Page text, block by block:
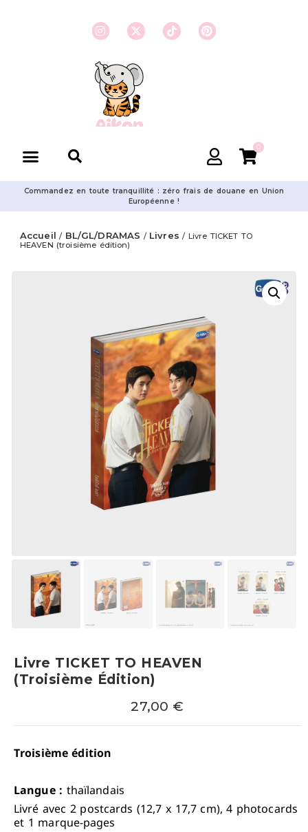
0
Commandez en toute tranquillité : zéro frais de douane en Union
Européenne !
Accueil / BL/GL/DRAMAS / Livres / Livre TICKET TO
HEAVEN (troisième édition)
Livre TICKET TO HEAVEN
(troisième Édition)
27,00 €
Troisième édition
Langue : thaïlandais
Livré avec 2 postcards (12,7 x 17,7 cm), 4 photocards
et 1 marque-pages